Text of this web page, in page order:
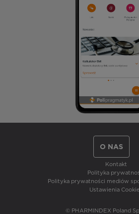
O NAS
Kontakt
Polityka
Polityka prywatności mediów
Ustawienia
© PHARMINDEX Poland